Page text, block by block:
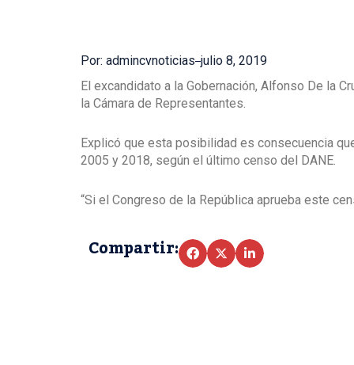
Por: admincvnoticias julio 8, 2019
El excandidato a la Gobernación, Alfonso De la
la Cámara de Representantes.
Explicó que esta posibilidad es consecuencia
2005 y 2018, según el último censo del DANE.
“Si el Congreso de la República aprueba este
Compartir: